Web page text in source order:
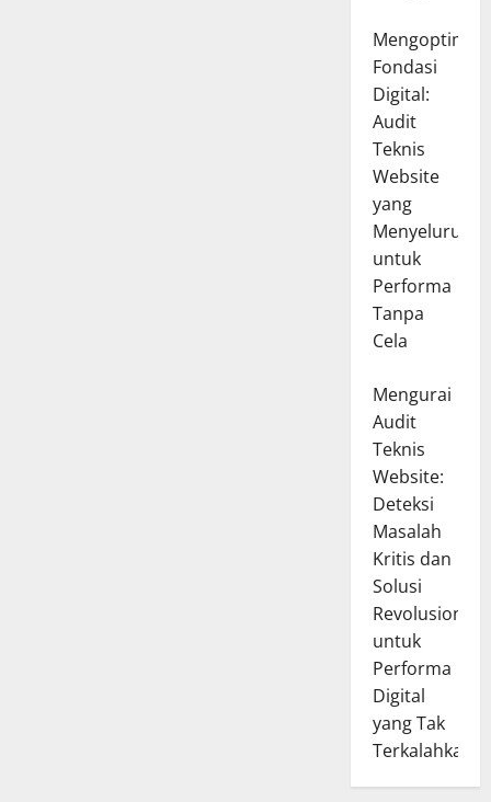
Fondasi
Digital:
Audit
Teknis
Website
yang
Menyeluruh
untuk
Performa
Tanpa
Cela
Mengurai
Audit
Teknis
Website:
Deteksi
Masalah
Kritis dan
Solusi
Revolusioner
untuk
Performa
Digital
yang Tak
Terkalahkan